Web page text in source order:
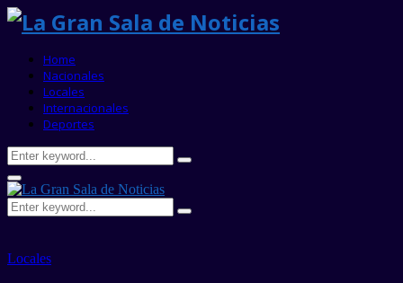
Home
Nacionales
Locales
Internacionales
Deportes
Search
for:
Search
Primary
Menu
Search
for:
Search
Locales